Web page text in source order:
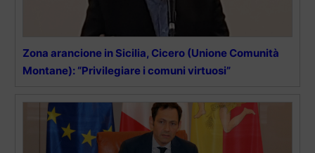
Zona arancione in Sicilia, Cicero (Unione Comunità
Montane): “Privilegiare i comuni virtuosi”